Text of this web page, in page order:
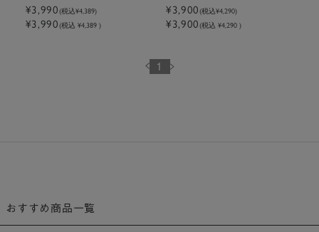
¥3,990(税込¥4,389)
¥3,990(税込 ¥4,389 )
¥3,900(税込¥4,290)
¥3,900(税込 ¥4,290 )
1
おすすめ商品一覧